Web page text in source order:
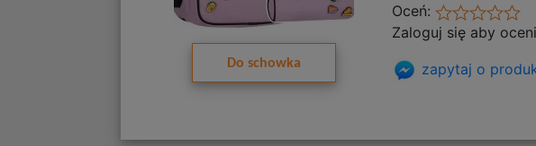
Do schowka
Oceń:
Zaloguj się aby
zapytaj o